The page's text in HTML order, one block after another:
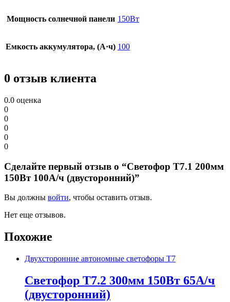
Мощность солнечной панели 150Вт
Емкость аккумулятора, (А·ч) 100
0 отзыв клиента
0.0 оценка
0
0
0
0
0
Сделайте первый отзыв о “Светофор Т7.1 200мм
150Вт 100А/ч (двусторонний)”
Вы должны войти, чтобы оставить отзыв.
Нет еще отзывов.
Похожие
Двухсторонние автономные светофоры Т7
Светофор Т7.2 300мм 150Вт 65А/ч
(двусторонний)